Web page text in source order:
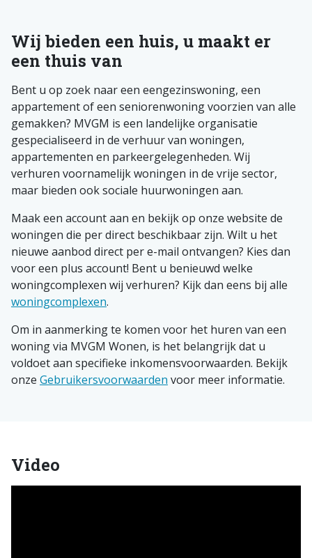
Wij bieden een huis, u maakt er
een thuis van
Bent u op zoek naar een eengezinswoning, een
appartement of een seniorenwoning voorzien van alle
gemakken? MVGM is een landelijke organisatie
gespecialiseerd in de verhuur van woningen,
appartementen en parkeergelegenheden. Wij
verhuren voornamelijk woningen in de vrije sector,
maar bieden ook sociale huurwoningen aan.
Maak een account aan en bekijk op onze website de
woningen die per direct beschikbaar zijn. Wilt u het
nieuwe aanbod direct per e-mail ontvangen? Kies dan
voor een plus account! Bent u benieuwd welke
woningcomplexen wij verhuren? Kijk dan eens bij alle
woningcomplexen.
Om in aanmerking te komen voor het huren van een
woning via MVGM Wonen, is het belangrijk dat u
voldoet aan specifieke inkomensvoorwaarden. Bekijk
onze Gebruikersvoorwaarden voor meer informatie.
Video